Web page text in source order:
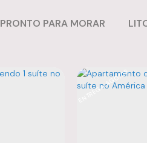
PRONTO PARA MORAR
ENTREGA AGO/28